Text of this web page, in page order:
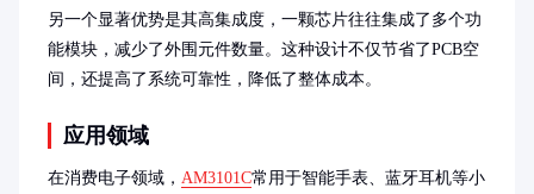
另一个显著优势是其高集成度，一颗芯片往往集成了多个功
能模块，减少了外围元件数量。这种设计不仅节省了PCB空
间，还提高了系统可靠性，降低了整体成本。
应用领域
在消费电子领域， AM3101C常用于智能手表、蓝牙耳机等小